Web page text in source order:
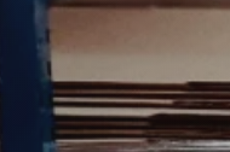
lokale